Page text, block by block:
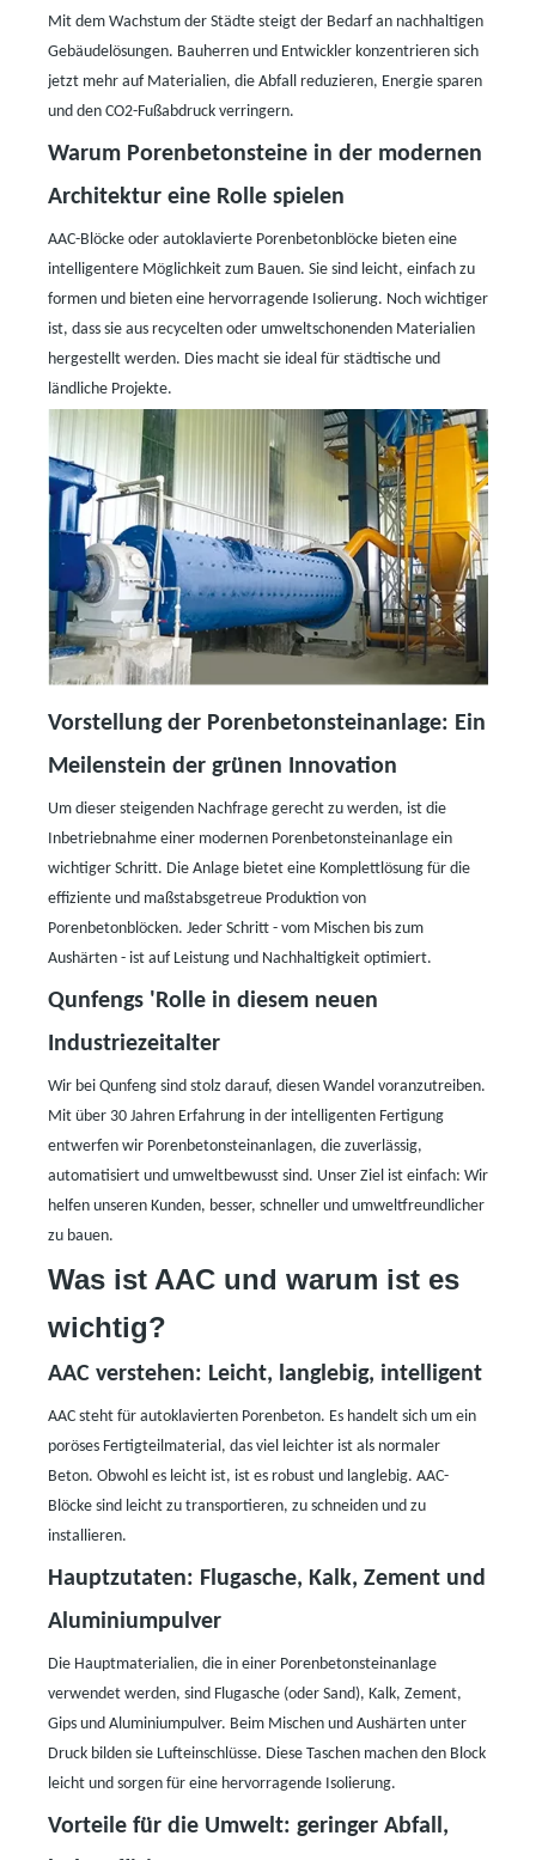
Mit dem Wachstum der Städte steigt der Bedarf an nachhaltigen
Gebäudelösungen. Bauherren und Entwickler konzentrieren sich
jetzt mehr auf Materialien, die Abfall reduzieren, Energie sparen
und den CO2-Fußabdruck verringern.
Warum Porenbetonsteine ​​in der modernen
Architektur eine Rolle spielen
AAC-Blöcke oder autoklavierte Porenbetonblöcke bieten eine
intelligentere Möglichkeit zum Bauen. Sie sind leicht, einfach zu
formen und bieten eine hervorragende Isolierung. Noch wichtiger
ist, dass sie aus recycelten oder umweltschonenden Materialien
hergestellt werden. Dies macht sie ideal für städtische und
ländliche Projekte.
Vorstellung der Porenbetonsteinanlage: Ein
Meilenstein der grünen Innovation
Um dieser steigenden Nachfrage gerecht zu werden, ist die
Inbetriebnahme einer modernen Porenbetonsteinanlage ein
wichtiger Schritt. Die Anlage bietet eine Komplettlösung für die
effiziente und maßstabsgetreue Produktion von
Porenbetonblöcken. Jeder Schritt - vom Mischen bis zum
Aushärten - ist auf Leistung und Nachhaltigkeit optimiert.
Qunfengs ' Rolle in diesem neuen
Industriezeitalter
Wir bei Qunfeng sind stolz darauf, diesen Wandel voranzutreiben.
Mit über 30 Jahren Erfahrung in der intelligenten Fertigung
entwerfen wir Porenbetonsteinanlagen, die zuverlässig,
automatisiert und umweltbewusst sind. Unser Ziel ist einfach: Wir
helfen unseren Kunden, besser, schneller und umweltfreundlicher
zu bauen.
Was ist AAC und warum ist es
wichtig?
AAC verstehen: Leicht, langlebig, intelligent
AAC steht für autoklavierten Porenbeton. Es handelt sich um ein
poröses Fertigteilmaterial, das viel leichter ist als normaler
Beton. Obwohl es leicht ist, ist es robust und langlebig. AAC-
Blöcke sind leicht zu transportieren, zu schneiden und zu
installieren.
Hauptzutaten: Flugasche, Kalk, Zement und
Aluminiumpulver
Die Hauptmaterialien, die in einer Porenbetonsteinanlage
verwendet werden, sind Flugasche (oder Sand), Kalk, Zement,
Gips und Aluminiumpulver. Beim Mischen und Aushärten unter
Druck bilden sie Lufteinschlüsse. Diese Taschen machen den Block
leicht und sorgen für eine hervorragende Isolierung.
Vorteile für die Umwelt: geringer Abfall,